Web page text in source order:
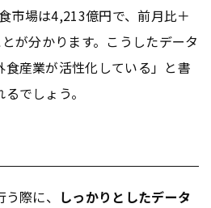
市場は4,213億円で、前月比＋
が分かります。こうしたデータ
産業が活性化している」と書
でしょう。
う際に、 しっかりとしたデータ